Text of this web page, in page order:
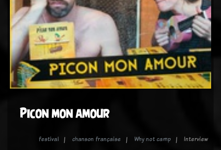
Picon mon amour
festival chanson française Why not camp Interview